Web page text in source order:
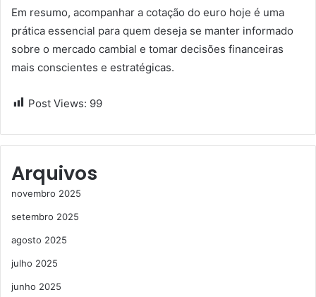
Em resumo, acompanhar a cotação do euro hoje é uma
prática essencial para quem deseja se manter informado
sobre o mercado cambial e tomar decisões financeiras
mais conscientes e estratégicas.
Post Views: 99
Arquivos
novembro 2025
setembro 2025
agosto 2025
julho 2025
junho 2025